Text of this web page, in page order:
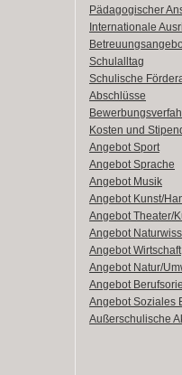
Pädagogischer
Internationale
Schulalltag
Schulische
Abschlüsse
Kosten und
Angebot Sport
Angebot Sprache
Angebot Musik
Angebot Kunst/
Angebot Theater/
Angebot
Angebot Wirtschaft
Angebot Natur/
Angebot
Angebot Soziales
Außerschulische